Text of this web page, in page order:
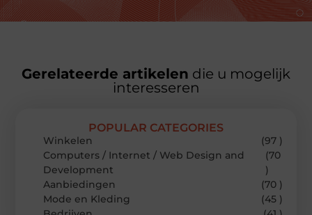
Gerelateerde artikelen die u mogelijk
interesseren
POPULAR CATEGORIES
Winkelen
(97 )
Computers / Internet / Web Design and
Development
(70
)
Aanbiedingen
(70 )
Mode en Kleding
(45 )